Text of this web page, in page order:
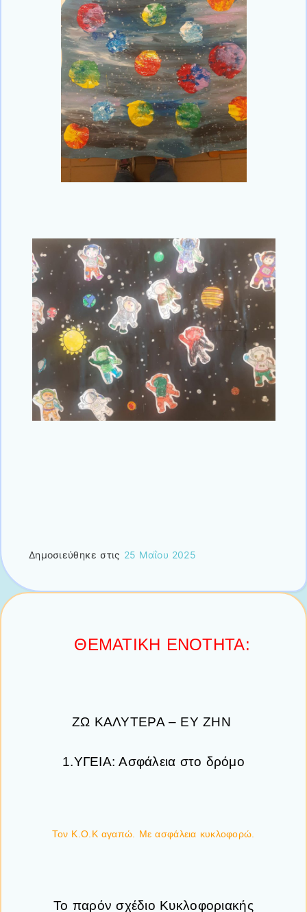
Δημοσιεύθηκε στις 25 Μαΐου 2025
ΘΕΜΑΤΙΚΗ ΕΝΟΤΗΤΑ:
ΖΩ ΚΑΛΥΤΕΡΑ – ΕΥ ΖΗΝ
1.ΥΓΕΙΑ: Ασφάλεια στο δρόμο
Τον Κ.Ο.Κ αγαπώ. Με ασφάλεια κυκλοφορώ.
Το παρόν σχέδιο Κυκλοφοριακής